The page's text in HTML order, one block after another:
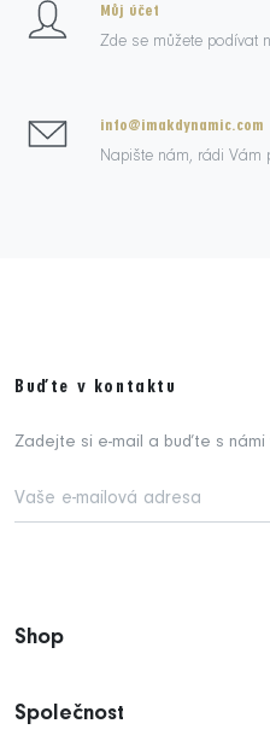
Můj účet
Zde se můžete podívat
info@imakdynamic.com
Napište nám, rádi Vám
Buďte v kontaktu
Zadejte si e-mail a buďte s námi
Shop
Společnost